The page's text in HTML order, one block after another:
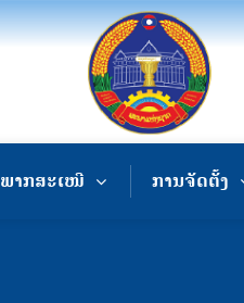
ພາກສະເໜີ ການຈັດຕັ້ງ